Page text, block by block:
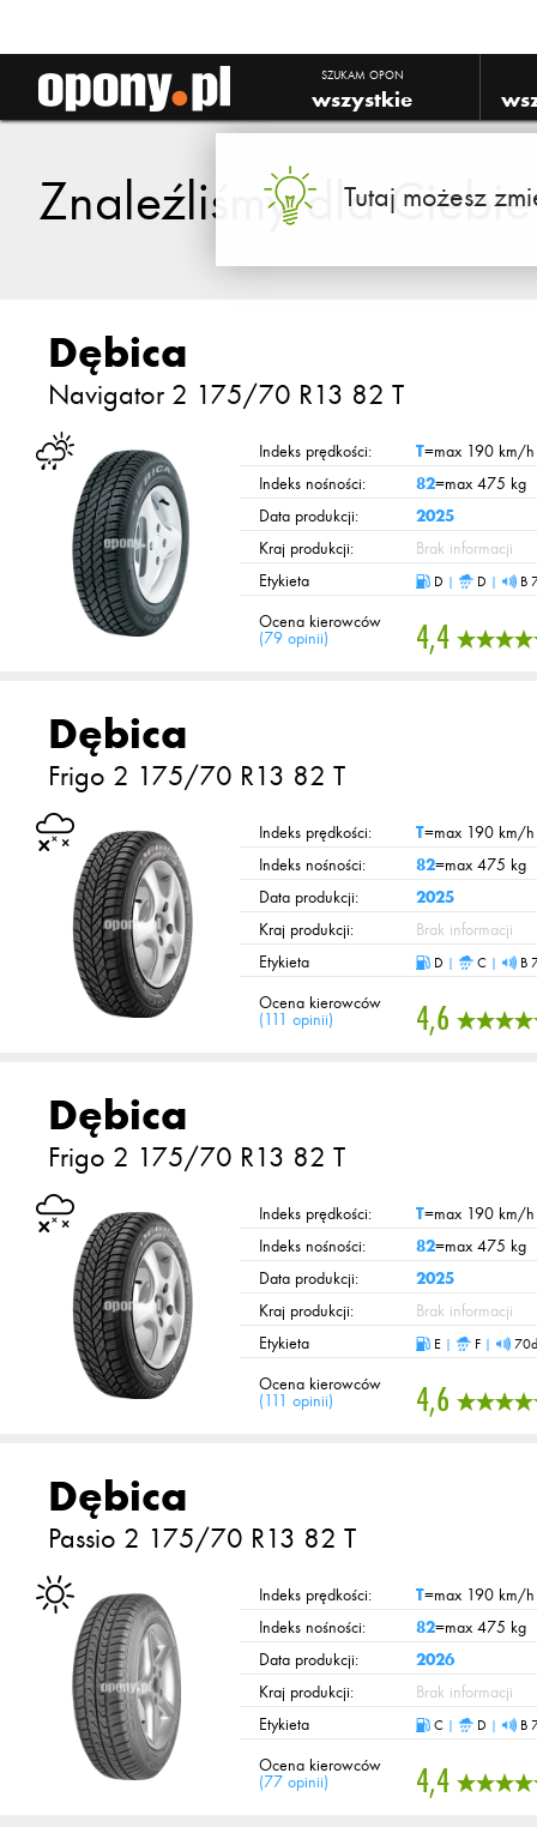
SZUKAM OPON
wszystkie
Tutaj możesz
Znaleźliśmy dla
Dębica
Navigator 2 175/70 R13 82 T
Indeks prędkości: T=max 190 km/h
Indeks nośności:
82=max 475 kg
Data produkcji:
2025
Kraj produkcji:
Brak informacji
Etykieta
D | D | B
Ocena kierowców
(79 opinii) 4,4
Dębica
Frigo 2 175/70 R13 82 T
Indeks prędkości: T=max 190 km/h
Indeks nośności:
82=max 475 kg
Data produkcji:
2025
Kraj produkcji:
Brak informacji
Etykieta
D | C | B
Ocena kierowców
(111 opinii) 4,6
Dębica
Frigo 2 175/70 R13 82 T
Indeks prędkości: T=max 190 km/h
Indeks nośności:
82=max 475 kg
Data produkcji:
2025
Kraj produkcji:
Brak informacji
Etykieta
E | F |
Ocena kierowców
(111 opinii) 4,6
Dębica
Passio 2 175/70 R13 82 T
Indeks prędkości: T=max 190 km/h
Indeks nośności:
82=max 475 kg
Data produkcji:
2026
Kraj produkcji:
Brak informacji
Etykieta
C | D | B
Ocena kierowców
(77 opinii) 4,4